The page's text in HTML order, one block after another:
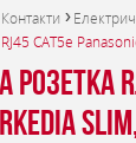
CAT5e